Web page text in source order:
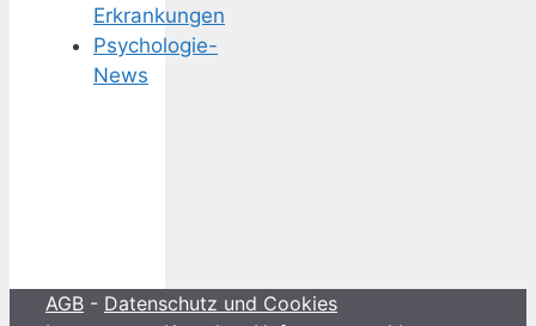
Erkrankungen
Psychologie-
News
AGB - Datenschutz und Cookies